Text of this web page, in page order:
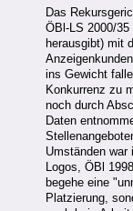
Das
ÖBl-LS 2000/
herausgibt) mit
ins Gewicht
Konkurrenz zu
noch durch
Daten
Umständen war
Logos, ÖBl
begehe eine
Platzierung,